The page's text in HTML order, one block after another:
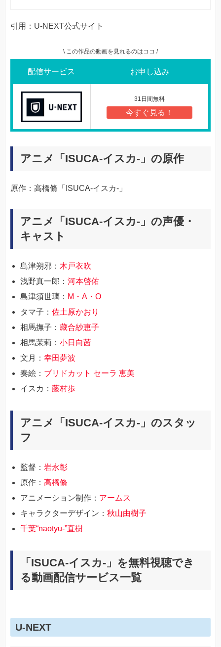
引用：U-NEXT公式サイト
\ この作品の動画を見れるのはココ /
配信サービス お申し込み
31日間無料
今すぐ見る！
アニメ「ISUCA-イスカ-」の原作
原作：高橋脩「ISUCA-イスカ-」
アニメ「ISUCA-イスカ-」の声優・
キャスト
島津朔邪： 木戸衣吹
浅野真一郎： 河本啓佑
島津須世璃： M・A・O
タマ子： 佐土原かおり
相馬撫子： 藏合紗恵子
相馬茉莉： 小日向茜
文月： 幸田夢波
奏絵： ブリドカット セーラ 恵美
イスカ： 藤村歩
アニメ「ISUCA-イスカ-」のスタッ
フ
監督： 岩永彰
原作： 高橋脩
アニメーション制作： アームス
キャラクターデザイン： 秋山由樹子
千葉“naotyu-”直樹
「ISUCA-イスカ-」を無料視聴でき
る動画配信サービス一覧
U-NEXT